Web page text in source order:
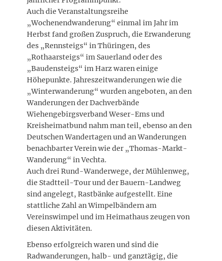
Auch die Veranstaltungsreihe
„Wochenendwanderung“ einmal im Jahr im
Herbst fand großen Zuspruch, die Erwanderung
des „Rennsteigs“ in Thüringen, des
„Rothaarsteigs“ im Sauerland oder des
„Baudensteigs“ im Harz waren einige
Höhepunkte. Jahreszeitwanderungen wie die
„Winterwanderung“ wurden angeboten, an den
Wanderungen der Dachverbände
Wiehengebirgsverband Weser-Ems und
Kreisheimatbund nahm man teil, ebenso an den
Deutschen Wandertagen und an Wanderungen
benachbarter Verein wie der „Thomas-Markt-
Wanderung“ in Vechta.
Auch drei Rund-Wanderwege, der Mühlenweg,
die Stadtteil-Tour und der Bauern-Landweg
sind angelegt, Rastbänke aufgestellt. Eine
stattliche Zahl an Wimpelbändern am
Vereinswimpel und im Heimathaus zeugen von
diesen Aktivitäten.
Ebenso erfolgreich waren und sind die
Radwanderungen, halb- und ganztägig, die